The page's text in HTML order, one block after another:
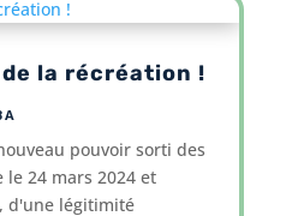
la récréation !
pouvoir sorti des
le 24 mars 2024 et
d'une légitimité